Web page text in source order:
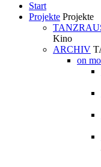
Start
Projekte Projekte
Kino
ARCHIV
on